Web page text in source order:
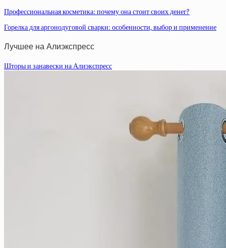
Профессиональная косметика: почему она стоит своих денег?
Горелка для аргонодуговой сварки: особенности, выбор и применение
Лучшее на Алиэкспресс
Шторы и занавески на Алиэкспресс